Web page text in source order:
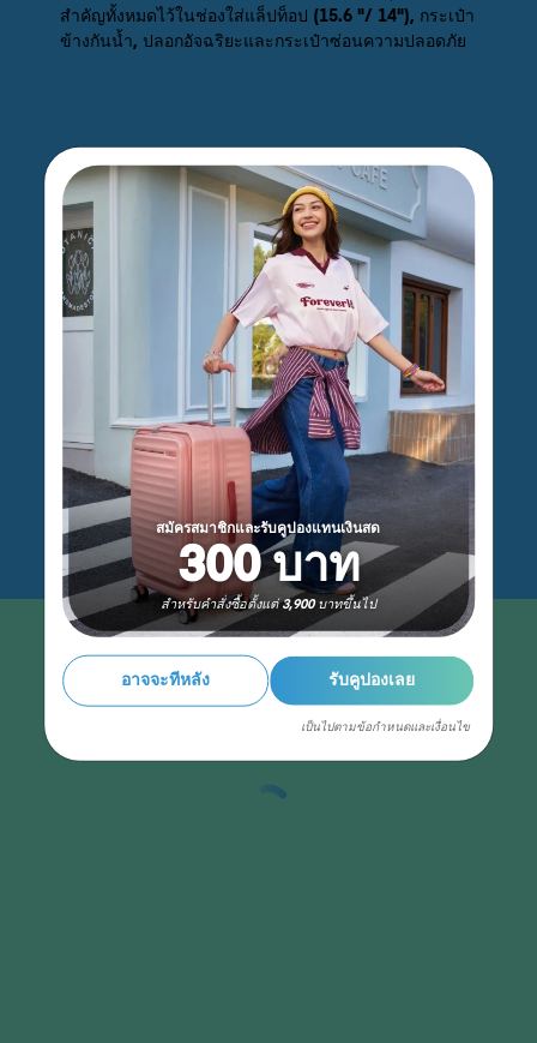
สมัครสมาชิกและรับคูปองแทนเงินสด
300 บาท
สำหรับคำสั่งซื้อตั้งแต่ 3,900 บาทขึ้นไป
อาจจะทีหลัง รับคูปองเลย
เป็นไปตามข้อกำหนดและเงื่อนไข
สำคัญทั้งหมดไว้ในช่องใส่แล็ปท็อป (15.6 "/ 14"), กระเป๋า
ข้างกันน้ำ, ปลอกอัจฉริยะและกระเป๋าซ่อนความปลอดภัย